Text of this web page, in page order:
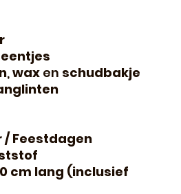
,wax en schudbakje
/ Feestdagen
cm lang (inclusief